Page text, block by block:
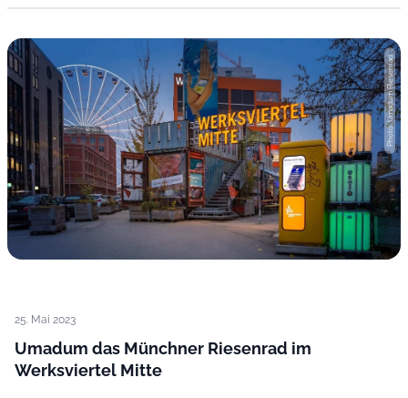
Photo: Umadum Riesenrad
25. Mai 2023
Umadum das Münchner Riesenrad im
Werksviertel Mitte